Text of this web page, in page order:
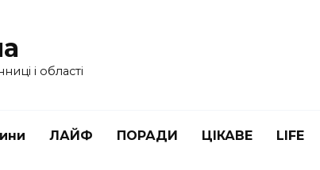
і області
ЛАЙФ ПОРАДИ ЦІКАВЕ LIFE